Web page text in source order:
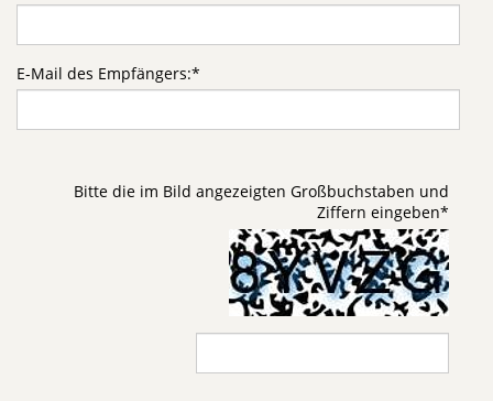
E-Mail des Empfängers:*
Bitte die im Bild angezeigten Großbuchstaben und
Ziffern eingeben*